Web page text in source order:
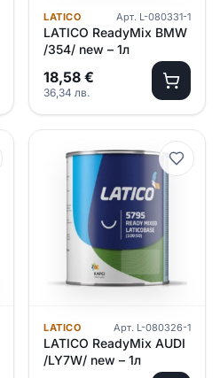
LATICO Арт. L-080331-1
LATICO ReadyMix BMW
/354/ new – 1л
18,58 €
36,34 лв.
LATICO Арт. L-080326-1
LATICO ReadyMix AUDI
/LY7W/ new – 1л